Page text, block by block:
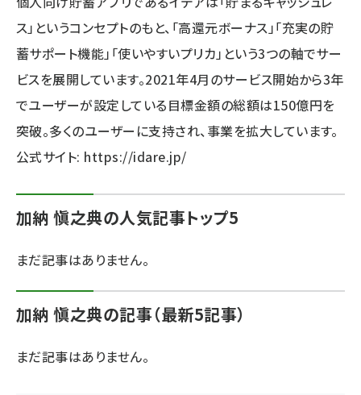
ス」というコンセプトのもと、「高還元ボーナス」「充実の貯
蓄サポート機能」「使いやすいプリカ」という3つの軸でサー
ビスを展開しています。2021年4月のサービス開始から3年
でユーザーが設定している目標金額の総額は150億円を
突破。多くのユーザーに支持され、事業を拡大しています。
公式サイト: https://idare.jp/
加納 愼之典の人気記事トップ5
まだ記事はありません。
加納 愼之典の記事（最新5記事）
まだ記事はありません。